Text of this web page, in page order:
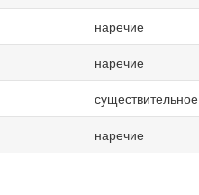
наречие
наречие
существительное
наречие